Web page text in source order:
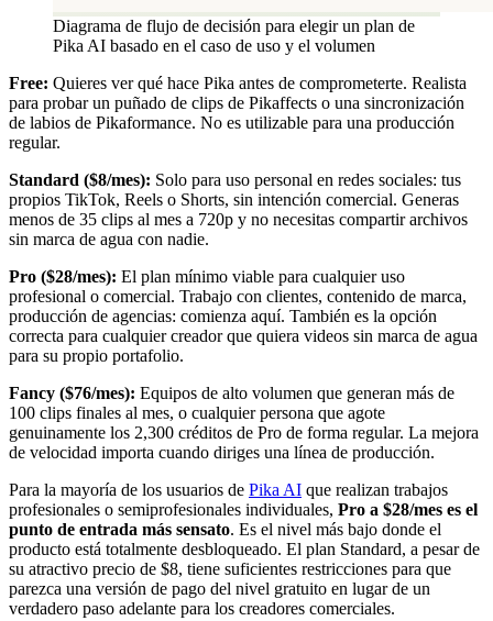
Diagrama de flujo de decisión para elegir un plan de
Pika AI basado en el caso de uso y el volumen
Free: Quieres ver qué hace Pika antes de comprometerte. Realista
para probar un puñado de clips de Pikaffects o una sincronización
de labios de Pikaformance. No es utilizable para una producción
regular.
Standard ($8/mes): Solo para uso personal en redes sociales: tus
propios TikTok, Reels o Shorts, sin intención comercial. Generas
menos de 35 clips al mes a 720p y no necesitas compartir archivos
sin marca de agua con nadie.
Pro ($28/mes): El plan mínimo viable para cualquier uso
profesional o comercial. Trabajo con clientes, contenido de marca,
producción de agencias: comienza aquí. También es la opción
correcta para cualquier creador que quiera videos sin marca de agua
para su propio portafolio.
Fancy ($76/mes): Equipos de alto volumen que generan más de
100 clips finales al mes, o cualquier persona que agote
genuinamente los 2,300 créditos de Pro de forma regular. La mejora
de velocidad importa cuando diriges una línea de producción.
Para la mayoría de los usuarios de Pika AI que realizan trabajos
profesionales o semiprofesionales individuales, Pro a $28/mes es el
punto de entrada más sensato. Es el nivel más bajo donde el
producto está totalmente desbloqueado. El plan Standard, a pesar de
su atractivo precio de $8, tiene suficientes restricciones para que
parezca una versión de pago del nivel gratuito en lugar de un
verdadero paso adelante para los creadores comerciales.